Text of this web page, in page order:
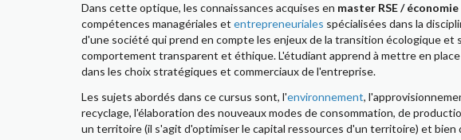
Dans cette optique, les connaissances acquises en master RSE /
compétences managériales et entrepreneuriales spécialisées dans la
d'une société qui prend en compte les enjeux de la transition écologique et
comportement transparent et éthique. L'étudiant apprend à mettre en
dans les choix stratégiques et commerciaux de l'entreprise.
Les sujets abordés dans ce cursus sont, l'environnement,
recyclage, l'élaboration des nouveaux modes de consommation, de
un territoire (il s'agit d'optimiser le capital ressources d'un territoire) et bien